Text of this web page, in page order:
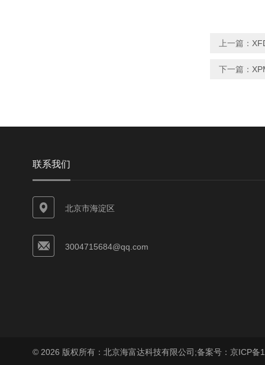
上一篇：
下一篇：
联系我们
北京市海淀区
3004715684@qq.com
© 2026 版权所有：北京海富达科技有限公司;备案号：京ICP备